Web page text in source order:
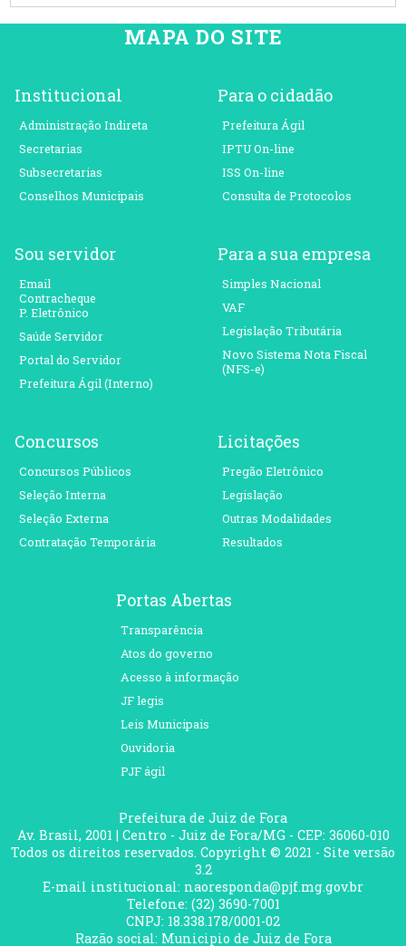
MAPA DO SITE
Institucional
Administração Indireta
Secretarias
Subsecretarias
Conselhos Municipais
Para o cidadão
Prefeitura Ágil
IPTU On-line
ISS On-line
Consulta de Protocolos
Sou servidor
Email
Contracheque
P. Eletrônico
Saúde Servidor
Portal do Servidor
Prefeitura Ágil (Interno)
Para a sua empresa
Simples Nacional
VAF
Legislação Tributária
Novo Sistema Nota Fiscal
(NFS-e)
Concursos
Concursos Públicos
Seleção Interna
Seleção Externa
Contratação Temporária
Licitações
Pregão Eletrônico
Legislação
Outras Modalidades
Resultados
Portas Abertas
Transparência
Atos do governo
Acesso à informação
JF legis
Leis Municipais
Ouvidoria
PJF ágil
Prefeitura de Juiz de Fora
Av. Brasil, 2001 | Centro - Juiz de Fora/MG - CEP: 36060-010
Todos os direitos reservados. Copyright © 2021 - Site versão
3.2
E-mail institucional: naoresponda@pjf.mg.gov.br
Telefone: (32) 3690-7001
CNPJ: 18.338.178/0001-02
Razão social: Municipio de Juiz de Fora